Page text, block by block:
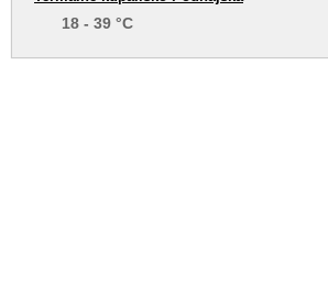
18 - 39 °C